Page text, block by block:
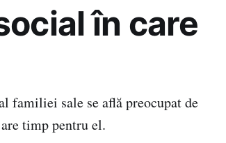
în care
familiei sale se află preocupat de
timp pentru el.